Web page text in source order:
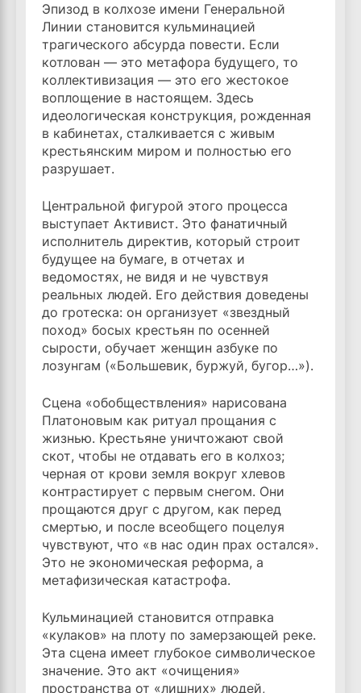
Эпизод в колхозе имени Генеральной
Линии становится кульминацией
трагического абсурда повести. Если
котлован — это метафора будущего, то
коллективизация — это его жестокое
воплощение в настоящем. Здесь
идеологическая конструкция, рожденная
в кабинетах, сталкивается с живым
крестьянским миром и полностью его
разрушает.
Центральной фигурой этого процесса
выступает Активист. Это фанатичный
исполнитель директив, который строит
будущее на бумаге, в отчетах и
ведомостях, не видя и не чувствуя
реальных людей. Его действия доведены
до гротеска: он организует «звездный
поход» босых крестьян по осенней
сырости, обучает женщин азбуке по
лозунгам («Большевик, буржуй, бугор…»).
Сцена «обобществления» нарисована
Платоновым как ритуал прощания с
жизнью. Крестьяне уничтожают свой
скот, чтобы не отдавать его в колхоз;
черная от крови земля вокруг хлевов
контрастирует с первым снегом. Они
прощаются друг с другом, как перед
смертью, и после всеобщего поцелуя
чувствуют, что «в нас один прах остался».
Это не экономическая реформа, а
метафизическая катастрофа.
Кульминацией становится отправка
«кулаков» на плоту по замерзающей реке.
Эта сцена имеет глубокое символическое
значение. Это акт «очищения»
пространства от «лишних» людей,